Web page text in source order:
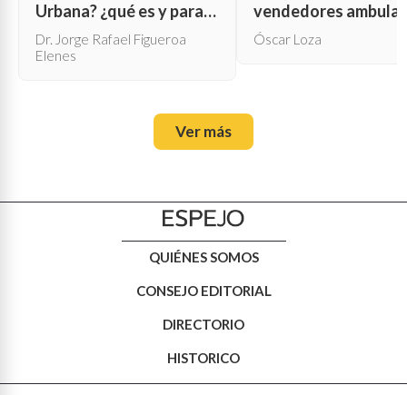
Urbana? ¿qué es y para
qué sirve?
Dr. Jorge Rafael Figueroa
Elenes
vendedores
Óscar Loza
Ver más
QUIÉNES SOMOS
CONSEJO EDITORIAL
DIRECTORIO
HISTORICO